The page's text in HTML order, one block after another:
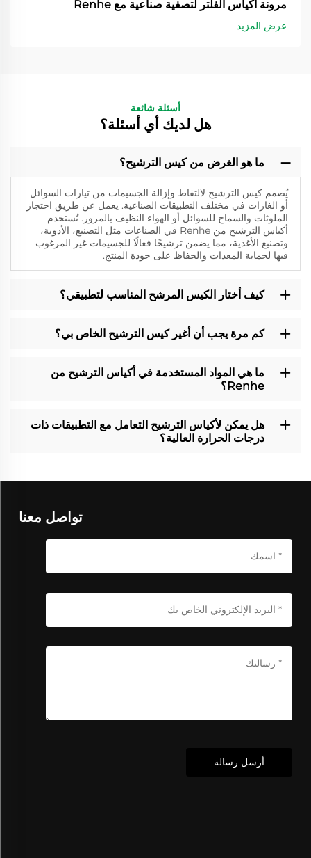
مرونة أكياس الفلتر لتصفية صناعية مع Renhe
عرض المزيد
أسئلة شائعة
هل لديك أي أسئلة؟
ما هو الغرض من كيس الترشيح؟
يُصمم كيس الترشيح لالتقاط وإزالة الجسيمات من تيارات السوائل
أو الغازات في مختلف التطبيقات الصناعية. يعمل عن طريق احتجاز
الملوثات والسماح للسوائل أو الهواء النظيف بالمرور. تُستخدم
أكياس الترشيح من Renhe في الصناعات مثل التصنيع، الأدوية،
وتصنيع الأغذية، مما يضمن ترشيحًا فعالًا للجسيمات غير المرغوب
فيها لحماية المعدات والحفاظ على جودة المنتج.
كيف أختار الكيس المرشح المناسب لتطبيقي؟
كم مرة يجب أن أغير كيس الترشيح الخاص بي؟
ما هي المواد المستخدمة في أكياس الترشيح من
Renhe؟
هل يمكن لأكياس الترشيح التعامل مع التطبيقات ذات
درجات الحرارة العالية؟
تواصل معنا
أرسل رسالة